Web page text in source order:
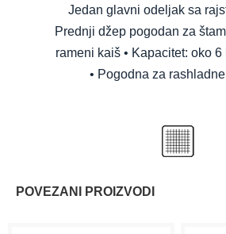
Jedan glavni odeljak sa
Prednji džep pogodan za
rameni kaiš • Kapacitet: oko
• Pogodna za
POVEZANI PROIZVODI